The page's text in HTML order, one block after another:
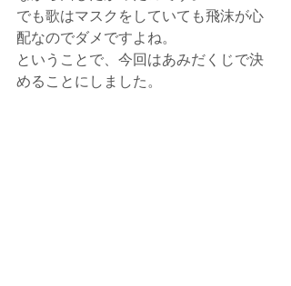
でも歌はマスクをしていても飛沫が心
配なのでダメですよね。
ということで、今回はあみだくじで決
めることにしました。